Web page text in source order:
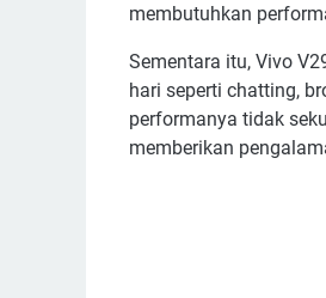
membutuhkan
Sementara itu, Vivo
hari seperti chatting,
performanya tidak
memberikan